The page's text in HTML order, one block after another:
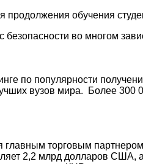
обучения
во многом
по популярности
вузов мира. Более 300
главным торговым
2,2 млрд долларов США,